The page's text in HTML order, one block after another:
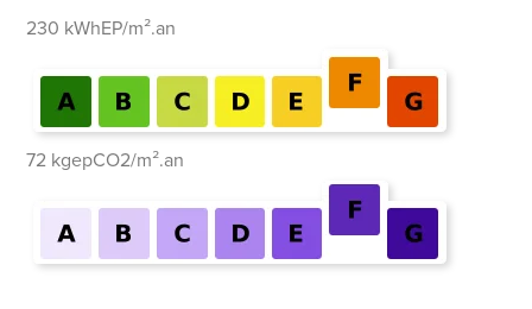
230 kWhEP/m².an
72 kgepCO2/m².an